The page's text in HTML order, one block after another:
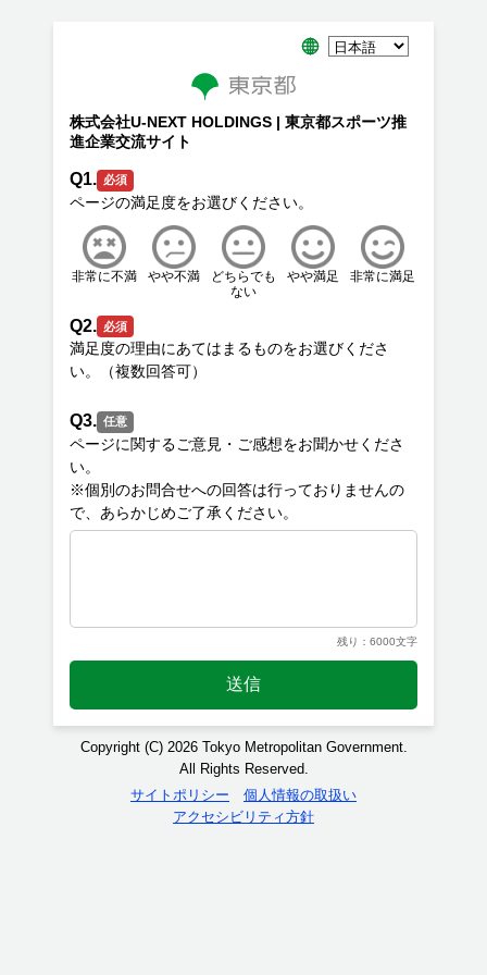
株式会社U-NEXT HOLDINGS | 東京都スポーツ推
進企業交流サイト
Q1. 必須
非常に不満 やや不満
どちらでも
ない
やや満足 非常に満足
Q2. 必須
満足度の理由にあてはまるものをお選びくださ
Q3. 任意
ページに関するご意見・ご感想をお聞かせくださ
い。
※個別のお問合せへの回答は行っておりませんの
残り：6000文字
送信
Copyright (C) 2026 Tokyo Metropolitan Government.
All Rights Reserved.
サイトポリシー
個人情報の取扱い
アクセシビリティ方針